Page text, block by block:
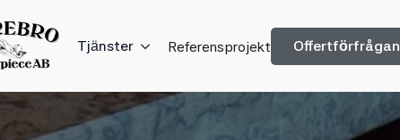
Tjänster Referensprojekt Offertförfrågan